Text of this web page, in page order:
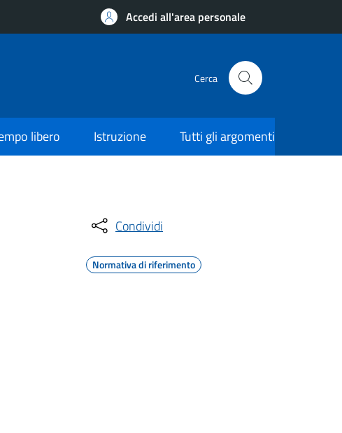
Accedi all'area personale
Cerca
libero Istruzione Tutti gli argomenti
Condividi
Normativa di riferimento